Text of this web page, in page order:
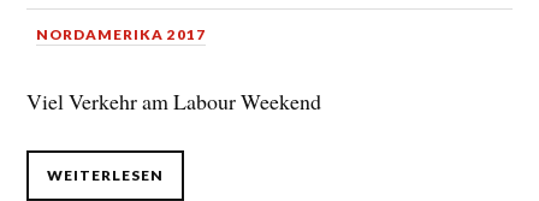
NORDAMERIKA 2017
Viel Verkehr am Labour Weekend
WEITERLESEN